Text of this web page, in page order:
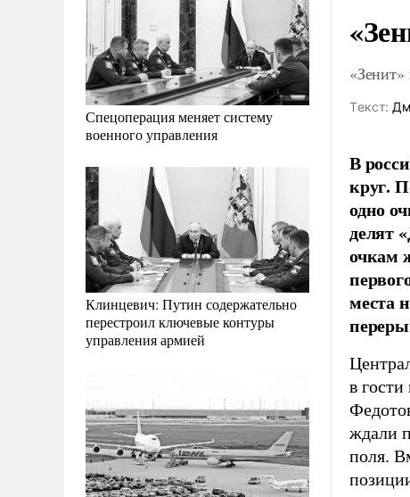
Спецоперация меняет систему
военного управления
Клинцевич: Путин содержательно
перестроил ключевые контуры
управления армией
Tекст:
В
круг.
одно
делят
очкам
места
в
ждали
поля.